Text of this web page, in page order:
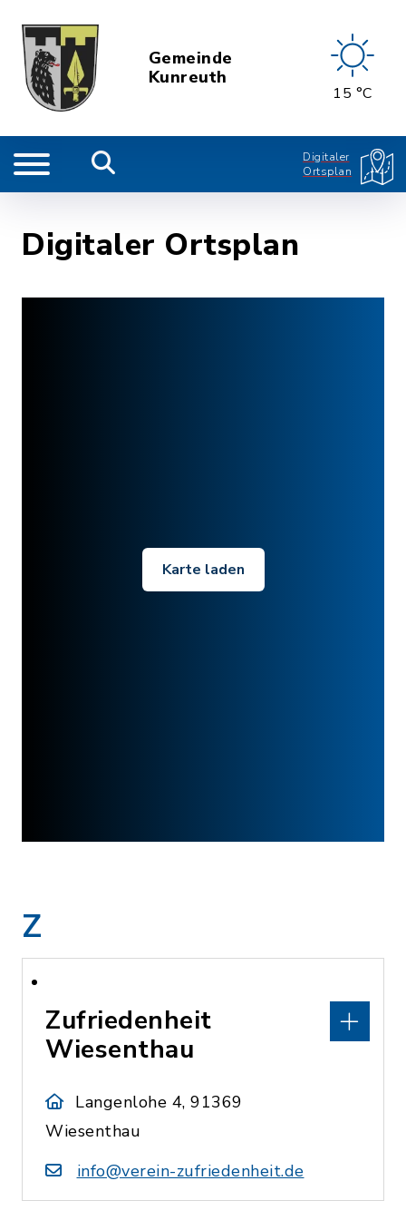
Gemeinde
Kunreuth
15 °C
Digitaler
Ortsplan
Digitaler Ortsplan
Karte laden
Z
Zufriedenheit
Wiesenthau
Langenlohe 4, 91369
Wiesenthau
info@verein-zufriedenheit.de